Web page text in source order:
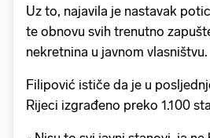
Uz to, najavila je nastavak
te obnovu svih trenutno
nekretnina u javnom vlasništvu.
Filipović ističe da je u
Rijeci izgrađeno preko 1.100